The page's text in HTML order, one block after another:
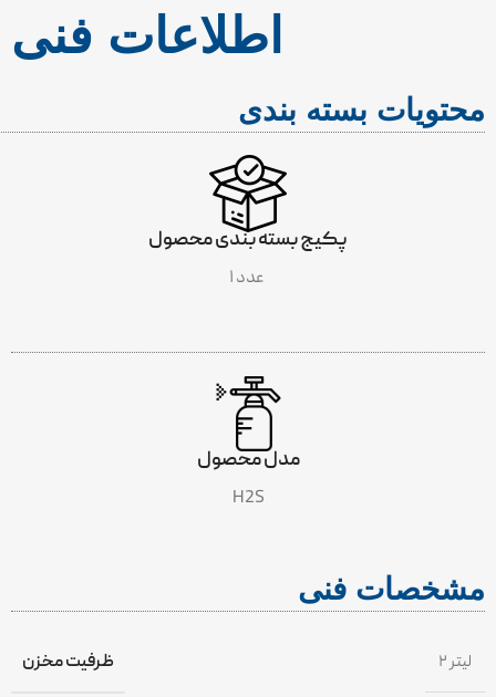
اطلاعات فنی
محتویات بسته بندی
پکیج بسته بندی محصول
مدل محصول
H2S
مشخصات فنی
ظرفیت مخزن ۲ لیتر